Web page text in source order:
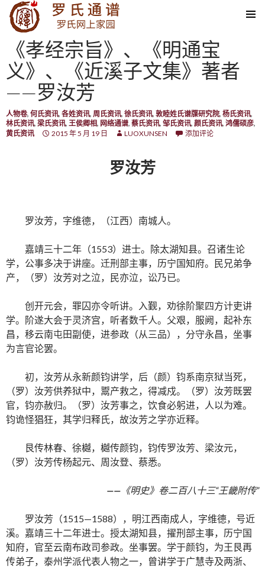
SKIP TO CONTENT
《孝经宗旨》、《明通宝
义》、《近溪子文集》著者
——罗汝芳
人物卷, 何氏资讯, 各姓资讯, 周氏资讯, 徐氏资讯, 敦睦姓氏谱牒研究院, 杨氏资讯,
林氏资讯, 梁氏资讯, 王侯卿相, 网络通谱, 蔡氏资讯, 邹氏资讯, 颜氏资讯, 鸿儒硕彦,
黄氏资讯
2015 年 5 月 19 日 LUOXUNSEN 添加评论
罗汝芳
罗汝芳，字维德，（江西）南城人。
嘉靖三十二年（1553）进士。除太湖知县。召诸生论
学，公事多决于讲座。迁刑部主事，历宁国知府。民兄弟争
产，（罗）汝芳对之泣，民亦泣，讼乃已。
创开元会，罪囚亦令听讲。入觐，劝徐阶聚四方计吏讲
学。阶遂大会于灵济宫，听者数千人。父艰，服阙，起补东
昌，移云南屯田副使，进参政（从三品），分守永昌，坐事
为言官论罢。
初，汝芳从永新颜钧讲学，后（颜）钧系南京狱当死，
（罗）汝芳供养狱中，鬻产救之，得减戍。（罗）汝芳既罢
官，钧亦赦归。（罗）汝芳事之，饮食必躬进，人以为难。
钧诡怪猖狂，其学归释氏，故汝芳之学亦近释。
艮传林春、徐樾，樾传颜钧，钧传罗汝芳、梁汝元，
（罗）汝芳传杨起元、周汝登、蔡悉。
—— 《明史》卷二百八十三“王畿附传”
罗汝芳（1515—1588），明江西南成人，字维德，号近
溪。嘉靖三十二年进士。授太湖知县，擢刑部主事，历宁国
知府，官至云南布政司参政。坐事罢。学于颜钧，为王艮再
传弟子，泰州学派代表人物之一，曾讲学于广慧寺及两浙、